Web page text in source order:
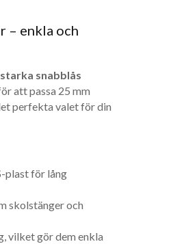
– enkla och
starka snabblås
att passa 25 mm
perfekta valet för din
plast för lång
skolstänger och
vilket gör dem enkla